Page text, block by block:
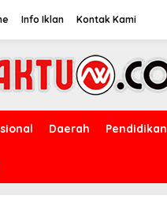
Info Iklan Kontak Kami
Daerah Pendidikan